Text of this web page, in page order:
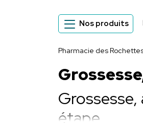
Nos produits
Pharmacie des
étape